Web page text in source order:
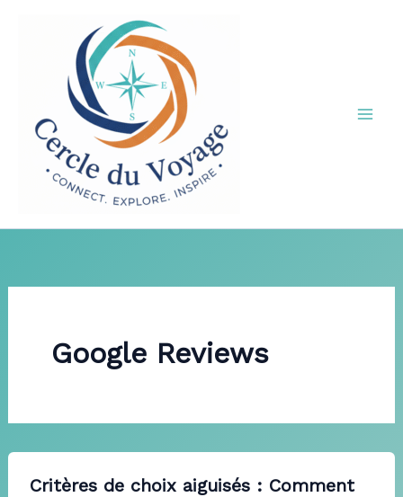
Google Reviews
Critères de choix aiguisés : Comment